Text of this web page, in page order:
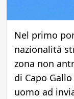
Nel primo
nazionalità
zona non
di Capo
uomo ad